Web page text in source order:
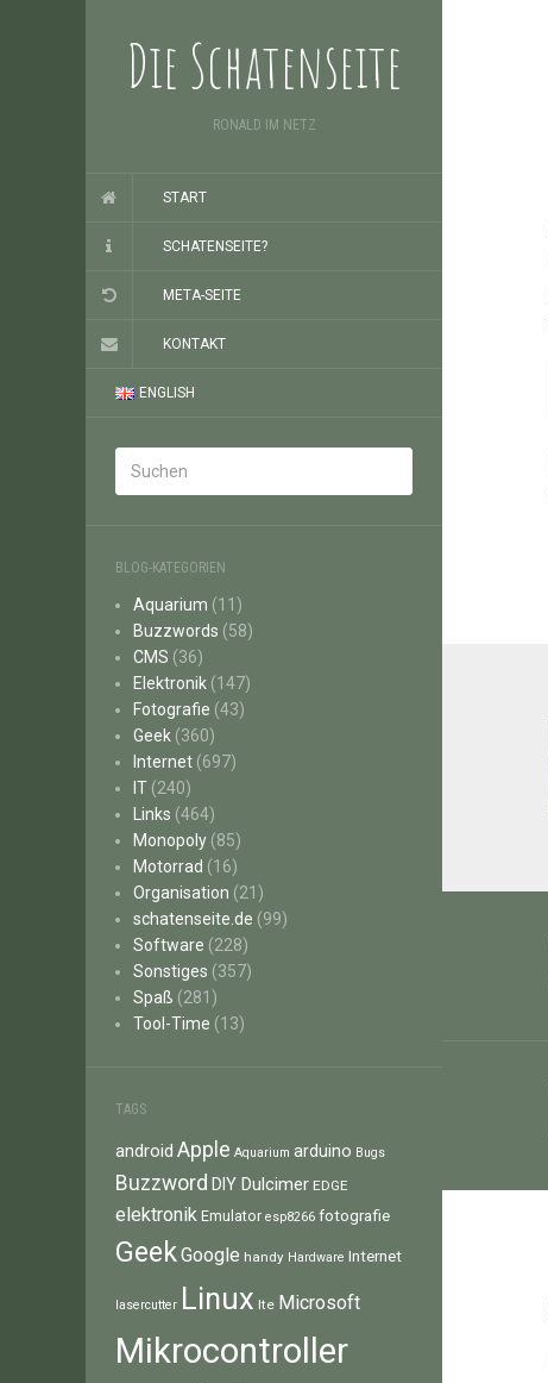
Die Schatenseite
RONALD IM NETZ
START
SCHATENSEITE?
META-SEITE
KONTAKT
ENGLISH
BLOG-KATEGORIEN
Aquarium (11)
Buzzwords (58)
CMS (36)
Elektronik (147)
Fotografie (43)
Geek (360)
Internet (697)
IT (240)
Links (464)
Monopoly (85)
Motorrad (16)
Organisation (21)
schatenseite.de (99)
Software (228)
Sonstiges (357)
Spaß (281)
Tool-Time (13)
TAGS
android Apple Aquarium arduino Bugs
Buzzword DIY Dulcimer EDGE
elektronik Emulator esp8266 fotografie
GeekGoogle handy Hardware Internet
lasercutter Linux lte Microsoft
Mikrocontroller